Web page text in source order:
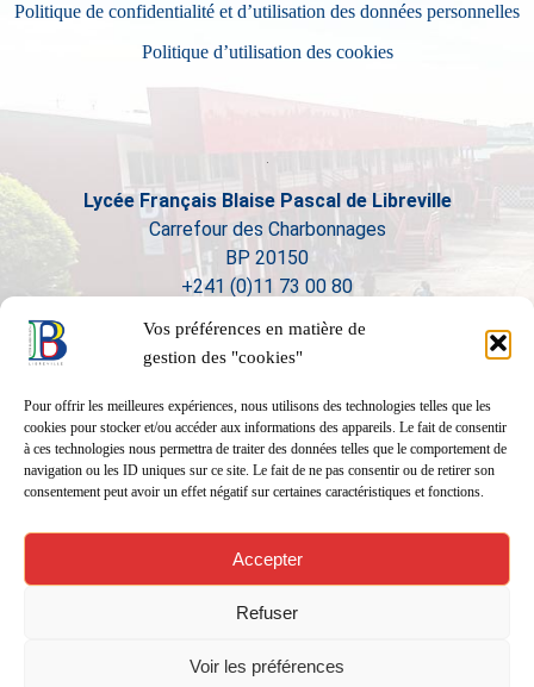
Vos préférences en matière de
gestion des "cookies"
Pour offrir les meilleures expériences, nous utilisons des technologies telles que les
cookies pour stocker et/ou accéder aux informations des appareils. Le fait de consentir
à ces technologies nous permettra de traiter des données telles que le comportement de
navigation ou les ID uniques sur ce site. Le fait de ne pas consentir ou de retirer son
consentement peut avoir un effet négatif sur certaines caractéristiques et fonctions.
Accepter
Refuser
Voir les préférences
Politique de confidentialité et d’utilisation des données personnelles
Politique d’utilisation des cookies
Lycée Français Blaise Pascal de Libreville
Carrefour des Charbonnages
BP 20150
+241 (0)11 73 00 80